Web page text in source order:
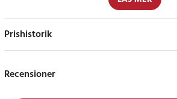
Materialet i plast och koppar ger ett lätt
som är enkelt att installera och ta bort. Den
konstruktionen hjälper till att motverka
Endast skal för överflyttning av befintlig
Prishistorik
Recensioner